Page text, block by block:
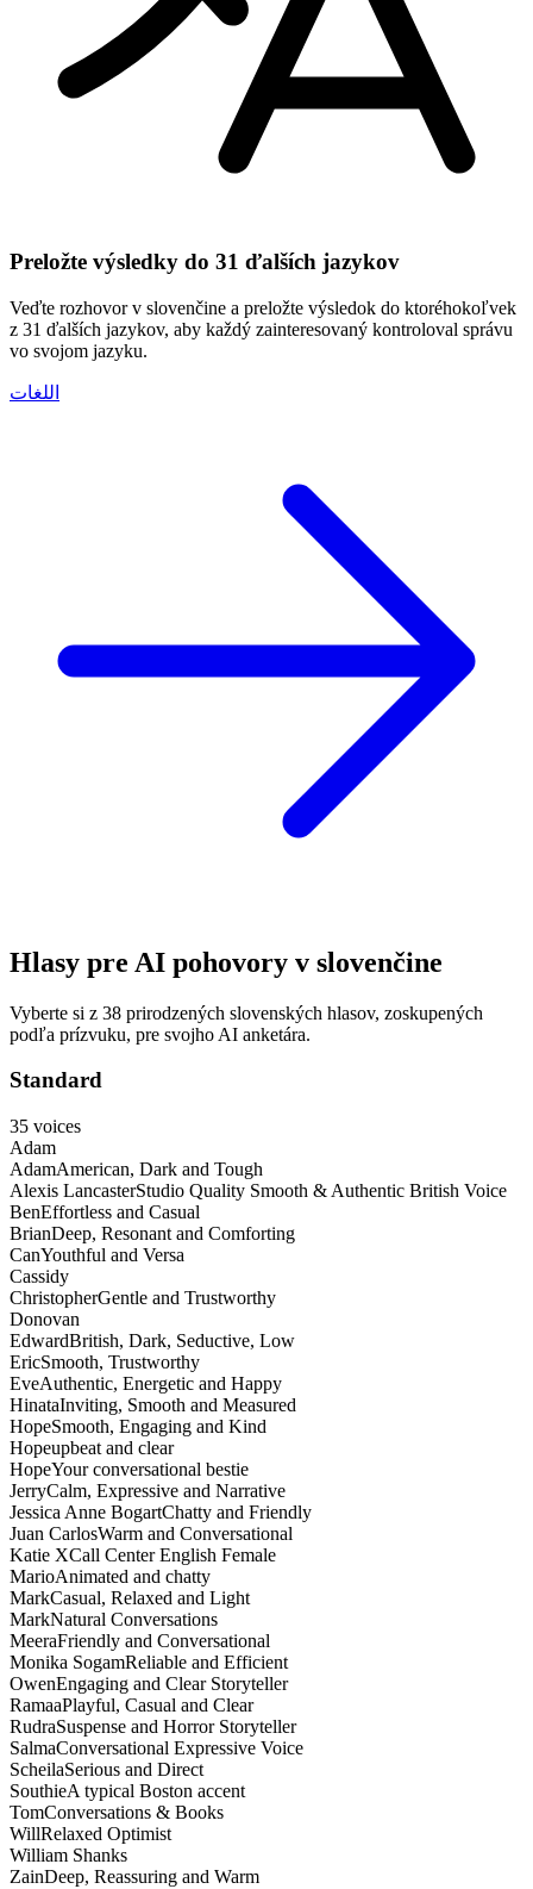
Preložte výsledky do 31 ďalších jazykov
Veďte rozhovor v slovenčine a preložte výsledok do ktoréhokoľvek
z 31 ďalších jazykov, aby každý zainteresovaný kontroloval správu
vo svojom jazyku.
اللغات
Hlasy pre AI pohovory v slovenčine
Vyberte si z 38 prirodzených slovenských hlasov, zoskupených
podľa prízvuku, pre svojho AI anketára.
Standard
35 voices
Adam
AdamAmerican, Dark and Tough
Alexis LancasterStudio Quality Smooth & Authentic British Voice
BenEffortless and Casual
BrianDeep, Resonant and Comforting
CanYouthful and Versa
Cassidy
ChristopherGentle and Trustworthy
Donovan
EdwardBritish, Dark, Seductive, Low
EricSmooth, Trustworthy
EveAuthentic, Energetic and Happy
HinataInviting, Smooth and Measured
HopeSmooth, Engaging and Kind
Hopeupbeat and clear
HopeYour conversational bestie
JerryCalm, Expressive and Narrative
Jessica Anne BogartChatty and Friendly
Juan CarlosWarm and Conversational
Katie XCall Center English Female
MarioAnimated and chatty
MarkCasual, Relaxed and Light
MarkNatural Conversations
MeeraFriendly and Conversational
Monika SogamReliable and Efficient
OwenEngaging and Clear Storyteller
RamaaPlayful, Casual and Clear
RudraSuspense and Horror Storyteller
SalmaConversational Expressive Voice
ScheilaSerious and Direct
SouthieA typical Boston accent
TomConversations & Books
WillRelaxed Optimist
William Shanks
ZainDeep, Reassuring and Warm